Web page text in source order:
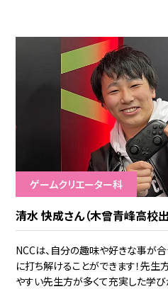
ゲームクリエーター科
清水 快成さん（木曾青峰高校
NCCは、自分の趣味や好きな事が
に打ち解けることができます！先生
やすい先生方が多くて充実した学び